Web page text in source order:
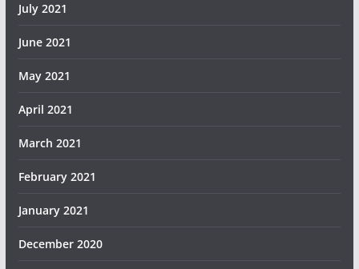
July 2021
June 2021
May 2021
April 2021
March 2021
February 2021
January 2021
December 2020